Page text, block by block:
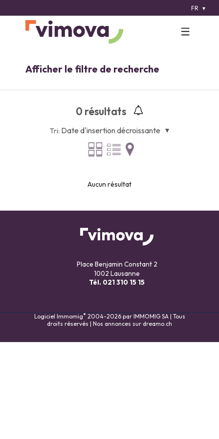
FR
Afficher le filtre de recherche
0 résultats
Tri: Date d'insertion décroissante
Aucun résultat
Place Benjamin Constant 2
1002 Lausanne
Tél. 021 310 15 15
Logiciel Immomig® 2004-2026 par IMMOMIG SA | Tous
droits réservés | Nos annonces sur dreamo.ch